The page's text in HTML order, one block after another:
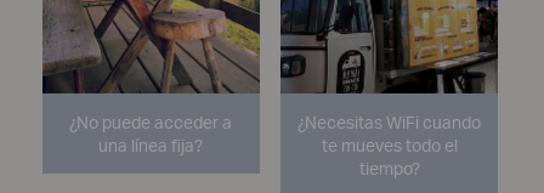
¿No puede acceder a
una línea fija?
¿Necesitas WiFi cuando
te mueves todo el
tiempo?